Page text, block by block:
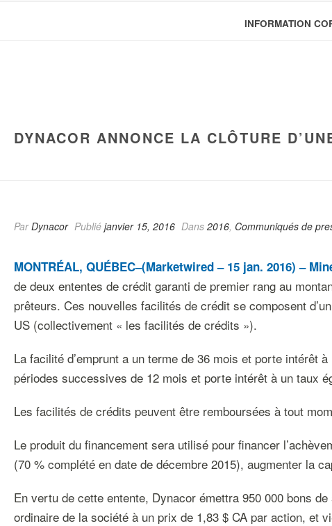
INFORMATION
DYNACOR ANNONCE LA CLÔTURE
ParDynacor Publié janvier 15, 2016 Dans 2016, Communiqués de
MONTRÉAL, QUÉBEC–(Marketwired – 15 jan. 2016) –
de deux ententes de crédit garanti de premier rang au
prêteurs. Ces nouvelles facilités de crédit se composent
US (collectivement « les facilités de crédits »).
La facilité d’emprunt a un terme de 36 mois et porte intérêt
périodes successives de 12 mois et porte intérêt à un taux
Les facilités de crédits peuvent être remboursées à tout
Le produit du financement sera utilisé pour financer
(70 % complété en date de décembre 2015), augmenter la
En vertu de cette entente, Dynacor émettra 950 000 bons
ordinaire de la société à un prix de 1,83 $ CA par action, et